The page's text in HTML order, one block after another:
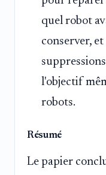
quel robot
conserver,
l'objectif
robots.
Résumé
Le papier